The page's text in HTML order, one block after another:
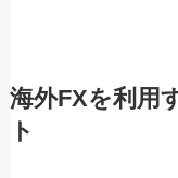
海外FXを利用
ト